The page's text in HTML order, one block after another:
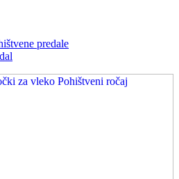
predale